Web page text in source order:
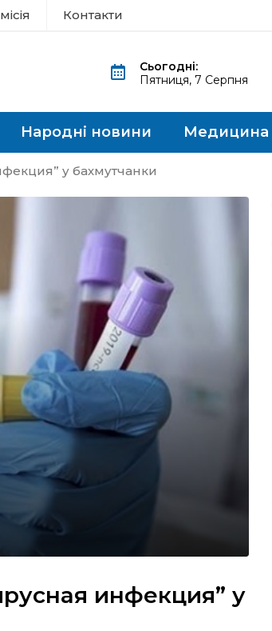
Контакти
Сьогодні:
Пятниця, 7 Серпня
Народні новини Медицина
у бахмутчанки
инфекция” у